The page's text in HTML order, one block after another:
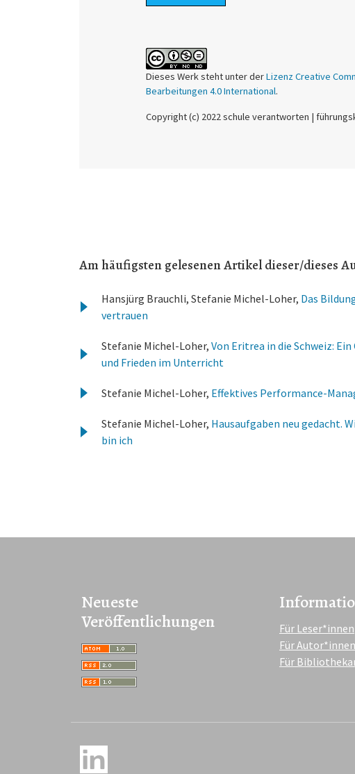
Dieses Werk steht unter derLizenz Creative
Bearbeitungen 4.0 International.
Copyright (c) 2022 schule verantworten |
Am häufigsten gelesenen Artikel dieser/dieses
Hansjürg Brauchli, Stefanie Michel-Loher, Das
vertrauen
Stefanie Michel-Loher, Von Eritrea in die Schweiz:
und Frieden im Unterricht
Stefanie Michel-Loher, Effektives Performance-
Stefanie Michel-Loher, Hausaufgaben neu gedacht.
bin ich
Neueste
Veröffentlichungen
Für Leser*innen
Für Autor*innen
Für